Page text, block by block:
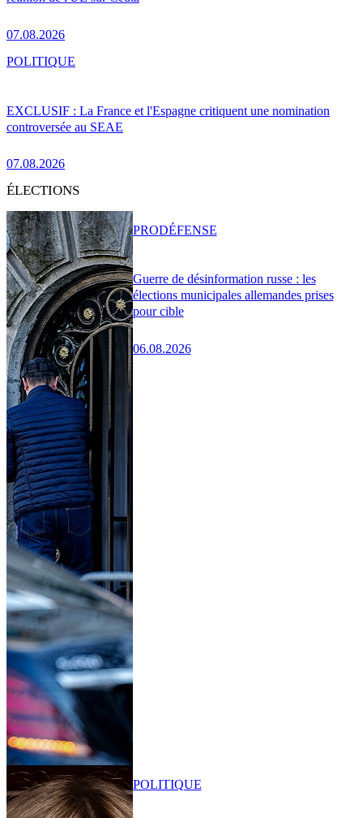
07.08.2026
EXCLUSIF : La France et l'Espagne critiquent une nomination
controversée au SEAE
07.08.2026
POLITIQUE
ÉLECTIONS
Guerre de désinformation russe : les
élections municipales allemandes prises
pour cible
06.08.2026
PRODÉFENSE
POLITIQUE